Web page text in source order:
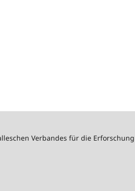
Verbandes für die